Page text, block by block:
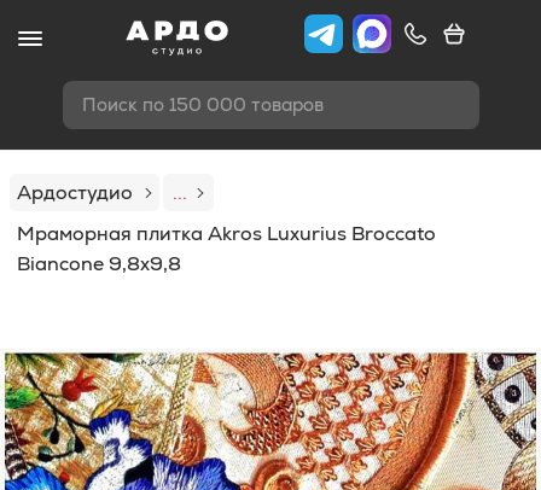
Поиск по 150 000 товаров
Ардостудио
...
Мраморная плитка Akros Luxurius Broccato
Biancone 9,8x9,8